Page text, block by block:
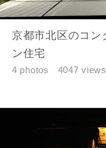
京都市北区のコン
ン住宅
4 photos 4047 views
メールアドレス